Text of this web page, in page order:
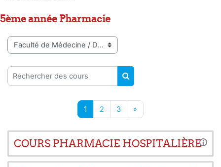
5ème année Pharmacie
Catégories de cours
Rechercher des cours
RECHERCHER DES
1 Page 1
2 Page 2
3Page 3
»
COURS PHARMACIE HOSPITALIÈRE